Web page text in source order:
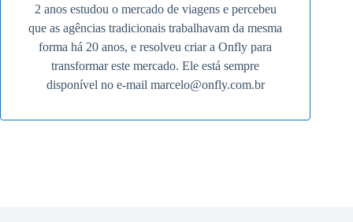
2 anos estudou o mercado de viagens e percebeu
que as agências tradicionais trabalhavam da mesma
forma há 20 anos, e resolveu criar a Onfly para
transformar este mercado. Ele está sempre
disponível no e-mail marcelo@onfly.com.br